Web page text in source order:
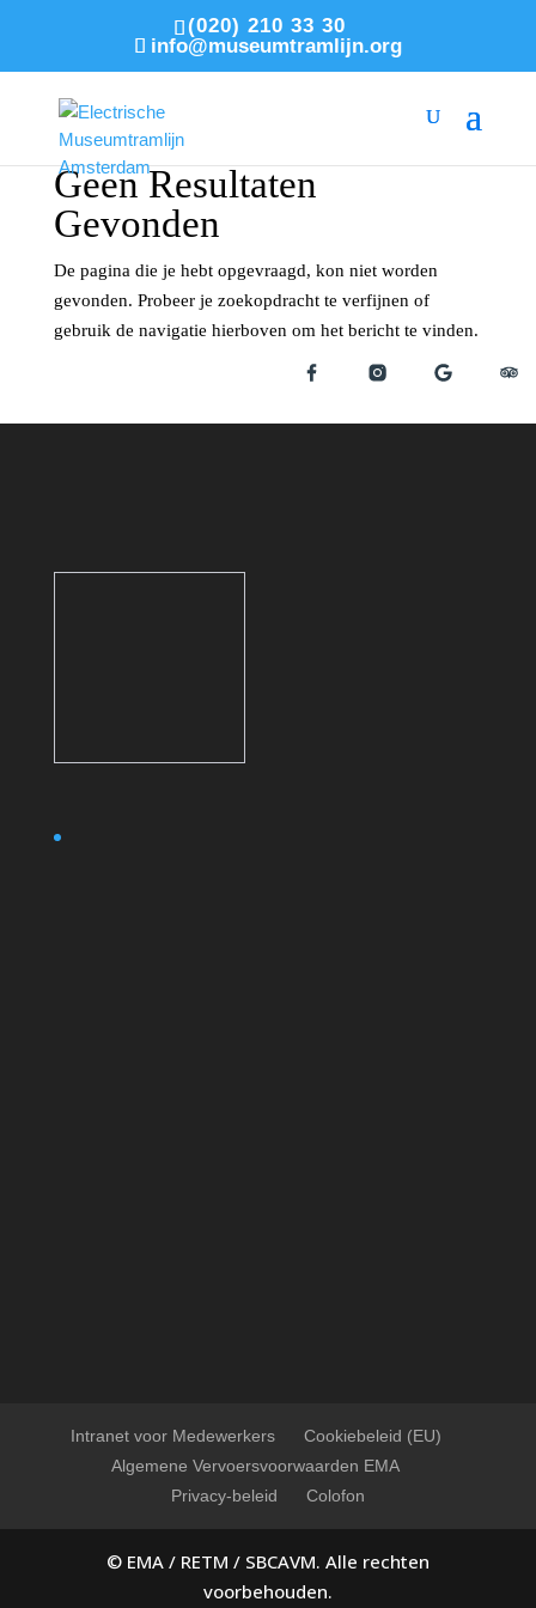
(020) 210 33 30
info@museumtramlijn.org
Geen Resultaten
Gevonden
De pagina die je hebt opgevraagd, kon niet worden
gevonden. Probeer je zoekopdracht te verfijnen of
gebruik de navigatie hierboven om het bericht te vinden.
Intranet voor Medewerkers
Cookiebeleid (EU)
Algemene Vervoersvoorwaarden EMA
Privacy-beleid
Colofon
© EMA / RETM / SBCAVM. Alle rechten
voorbehouden.